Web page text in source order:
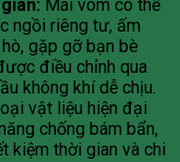
Mái vòm có thể
ngồi riêng tư, ấm
gặp gỡ bạn bè
điều chỉnh qua
không khí dễ chịu.
vật liệu hiện đại
chống bám bẩn,
kiệm thời gian và chi